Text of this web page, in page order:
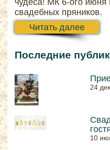
свадебных пряников.
Читать далее
Последние
24
10